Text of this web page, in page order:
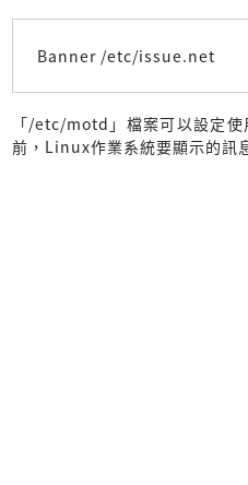
Banner /etc/issue.net
「/etc/motd」檔案可以設定
前，Linux作業系統要顯示的訊